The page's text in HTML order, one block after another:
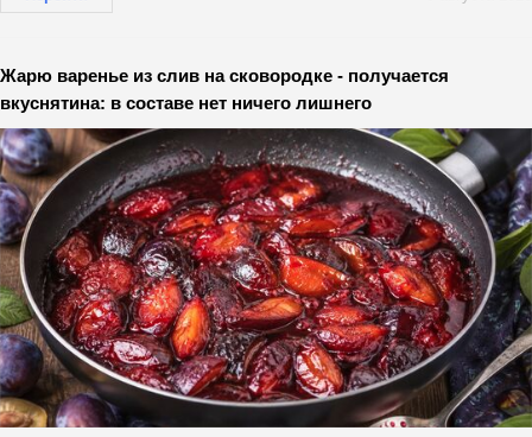
Жарю варенье из слив на сковородке - получается
вкуснятина: в составе нет ничего лишнего